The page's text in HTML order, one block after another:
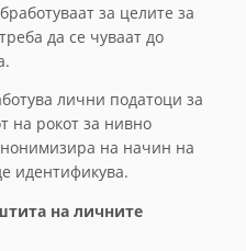
за целите за
да се чуваат до
лични податоци за
на рокот за нивно
на начин на
идентификува.
на личните